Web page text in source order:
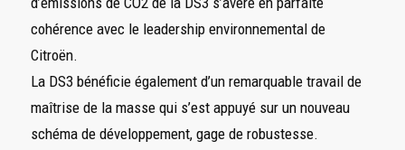
cohérence avec le leadership environnemental de
Citroën.
La DS3 bénéficie également d’un remarquable travail de
maîtrise de la masse qui s’est appuyé sur un nouveau
schéma de développement, gage de robustesse.